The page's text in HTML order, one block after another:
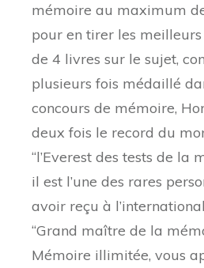
mémoire au maximum
pour en tirer les
de 4 livres sur le sujet,
plusieurs fois médaillé
concours de mémoire,
deux fois le record du
“l’Everest des tests de la
il est l’une des rares
avoir reçu à
“Grand maître de la
Mémoire illimitée, vous